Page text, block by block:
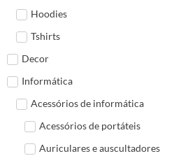
Hoodies
Tshirts
Decor
Informática
Acessórios de informática
Acessórios de portáteis
Auriculares e auscultadores